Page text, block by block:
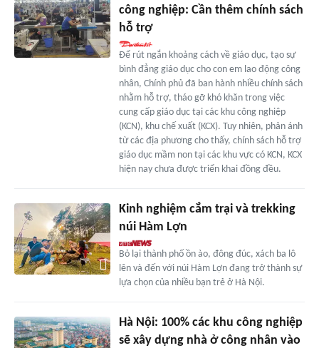
công nghiệp: Cần thêm chính sách
hỗ trợ
Để rút ngắn khoảng cách về giáo dục, tạo sự
bình đẳng giáo dục cho con em lao động công
nhân, Chính phủ đã ban hành nhiều chính sách
nhằm hỗ trợ, tháo gỡ khó khăn trong việc
cung cấp giáo dục tại các khu công nghiệp
(KCN), khu chế xuất (KCX). Tuy nhiên, phản ánh
từ các địa phương cho thấy, chính sách hỗ trợ
giáo dục mầm non tại các khu vực có KCN, KCX
hiện nay chưa được triển khai đồng đều.
Kinh nghiệm cắm trại và trekking
núi Hàm Lợn
Bỏ lại thành phố ồn ào, đông đúc, xách ba lô
lên và đến với núi Hàm Lợn đang trở thành sự
lựa chọn của nhiều bạn trẻ ở Hà Nội.
Hà Nội: 100% các khu công nghiệp
sẽ xây dựng nhà ở công nhân vào